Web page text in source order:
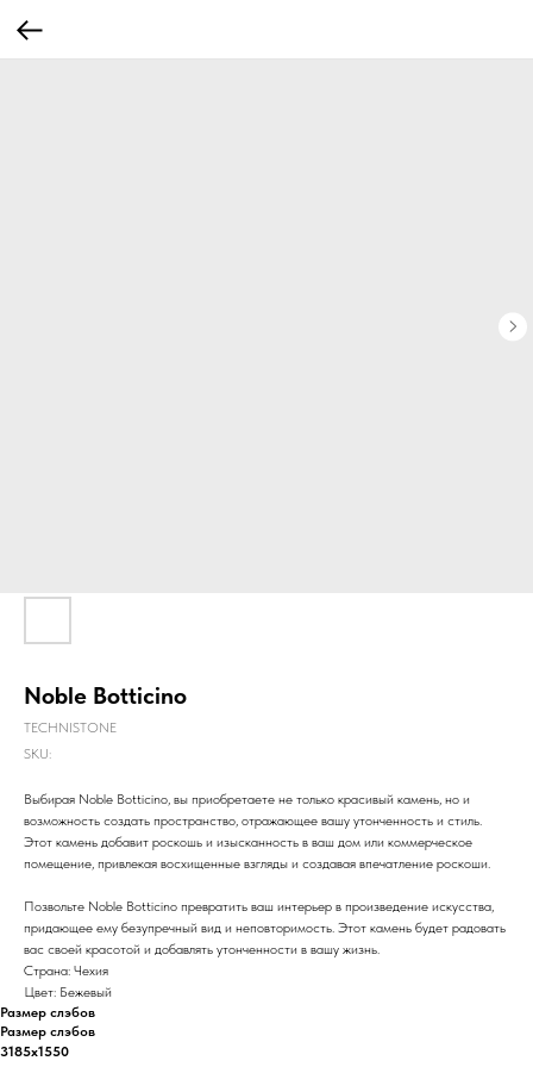
Noble Botticino
TECHNISTONE
SKU:
Выбирая Noble Botticino, вы приобретаете не только красивый камень, но и
возможность создать пространство, отражающее вашу утонченность и стиль.
Этот камень добавит роскошь и изысканность в ваш дом или коммерческое
помещение, привлекая восхищенные взгляды и создавая впечатление роскоши.
Позвольте Noble Botticino превратить ваш интерьер в произведение искусства,
придающее ему безупречный вид и неповторимость. Этот камень будет радовать
вас своей красотой и добавлять утонченности в вашу жизнь.
Страна: Чехия
Цвет: Бежевый
Размер слэбов
Размер слэбов
3185х1550